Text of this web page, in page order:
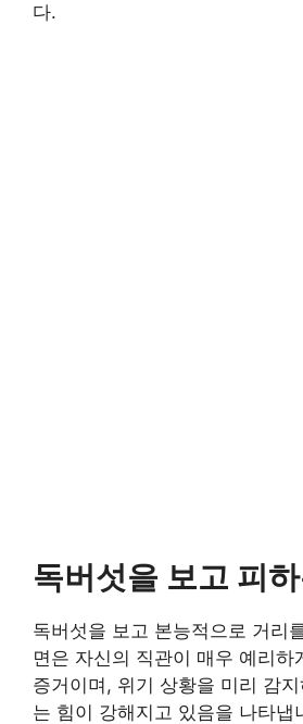
다.
독버섯을 보고 피
독버섯을 보고 본능적으로 거리
면은 자신의 직관이 매우 예리하
증거이며, 위기 상황을 미리 감
는 힘이 강해지고 있음을 나타냅